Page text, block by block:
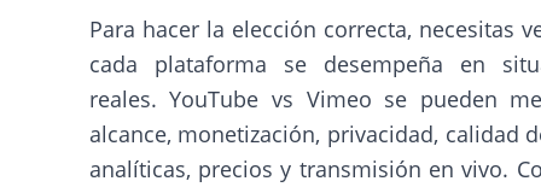
Para hacer la elección correcta, necesitas
cada plataforma se desempeña en
reales. YouTube vs Vimeo se pueden
alcance, monetización, privacidad, calidad
analíticas, precios y transmisión en vivo.